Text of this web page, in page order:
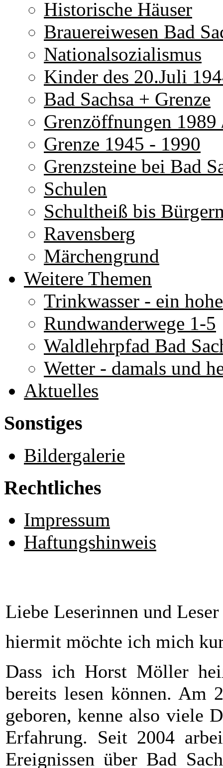
Historische Häuser
Brauereiwesen Bad
Nationalsozialismus
Kinder des 20.Juli
Bad Sachsa + Grenze
Grenzöffnungen 1989
Grenze 1945 - 1990
Grenzsteine bei Bad
Schulen
Schultheiß bis
Ravensberg
Märchengrund
Weitere Themen
Trinkwasser - ein
Rundwanderwege 1-5
Waldlehrpfad Bad
Wetter - damals und
Aktuelles
Sonstiges
Bildergalerie
Rechtliches
Impressum
Haftungshinweis
Liebe Leserinnen und
hiermit möchte ich mich
Dass ich Horst Möller
bereits lesen können. Am
geboren, kenne also viele
Erfahrung. Seit 2004
Ereignissen über Bad